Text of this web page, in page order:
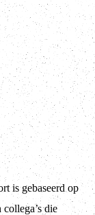
is gebaseerd op
die